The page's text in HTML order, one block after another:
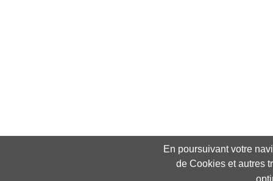
En poursuivant votre
de Cookies et autres